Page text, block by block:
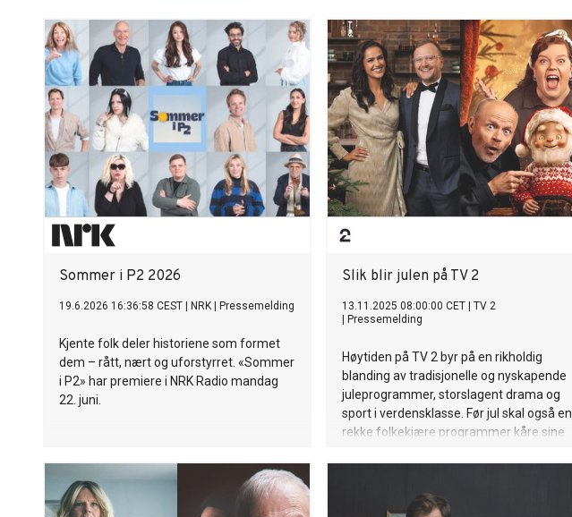
Sommer i P2 2026
19.6.2026 16:36:58 CEST NRK Pressemelding
Kjente folk deler historiene som formet
dem – rått, nært og uforstyrret. «Sommer
i P2» har premiere i NRK Radio mandag
22. juni.
Slik blir julen på TV 2
13.11.2025 08:00:00 CET
TV 2
Pressemelding
Høytiden på TV 2 byr på en rikholdig
blanding av tradisjonelle og nyskapende
juleprogrammer, storslagent drama og
sport i verdensklasse. Før jul skal også en
rekke folkekjære programmer kåre sine